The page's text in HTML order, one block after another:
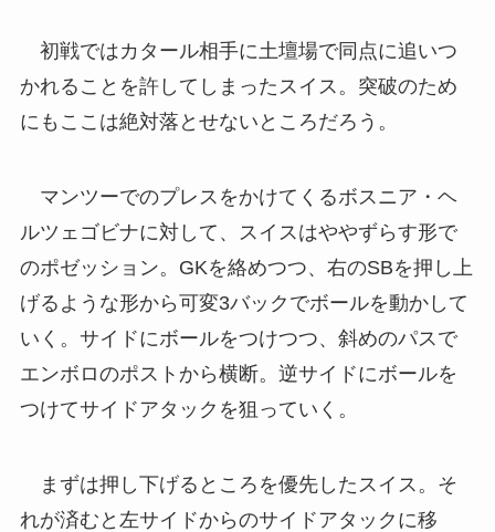
初戦ではカタール相手に土壇場で同点に追いつ
かれることを許してしまったスイス。突破のため
にもここは絶対落とせないところだろう。
マンツーでのプレスをかけてくるボスニア・ヘ
ルツェゴビナに対して、スイスはややずらす形で
のポゼッション。GKを絡めつつ、右のSBを押し上
げるような形から可変3バックでボールを動かして
いく。サイドにボールをつけつつ、斜めのパスで
エンボロのポストから横断。逆サイドにボールを
つけてサイドアタックを狙っていく。
まずは押し下げるところを優先したスイス。そ
れが済むと左サイドからのサイドアタックに移